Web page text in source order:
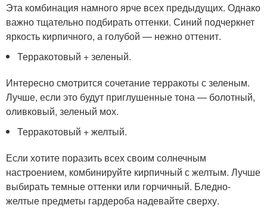
Эта комбинация намного ярче всех предыдущих. Однако
важно тщательно подбирать оттенки. Синий подчеркнет
яркость кирпичного, а голубой — нежно оттенит.
Терракотовый + зеленый.
Интересно смотрится сочетание терракоты с зеленым.
Лучше, если это будут приглушенные тона — болотный,
оливковый, зеленый мох.
Терракотовый + желтый.
Если хотите поразить всех своим солнечным
настроением, комбинируйте кирпичный с желтым. Лучше
выбирать темные оттенки или горчичный. Бледно-
желтые предметы гардероба надевайте сверху.